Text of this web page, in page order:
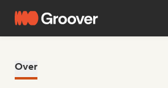
Over